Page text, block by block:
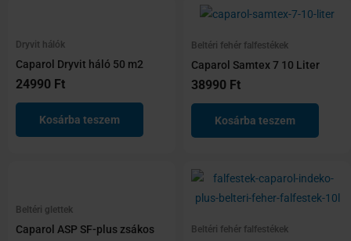
Dryvit hálók
Caparol Dryvit háló 50 m2
24990 Ft
Kosárba teszem
Beltéri fehér falfestékek
Caparol Samtex 7 10 Liter
38990 Ft
Kosárba teszem
Beltéri glettek
Caparol ASP SF-plus zsákos
Beltéri fehér falfestékek